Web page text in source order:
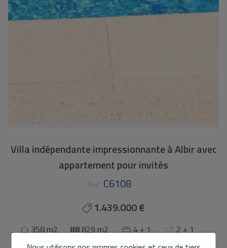
Villa indépendante impressionnante à Albir avec
appartement pour invités
Ref. C6108
1.439.000 €
358 m2 829 m2 4 + 1 2 + 1